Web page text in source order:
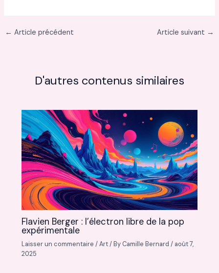
← Article précédent Article suivant →
D'autres contenus similaires
Flavien Berger : l’électron libre de la pop
expérimentale
Laisser un commentaire /Art/ By Camille Bernard/ août 7,
2025